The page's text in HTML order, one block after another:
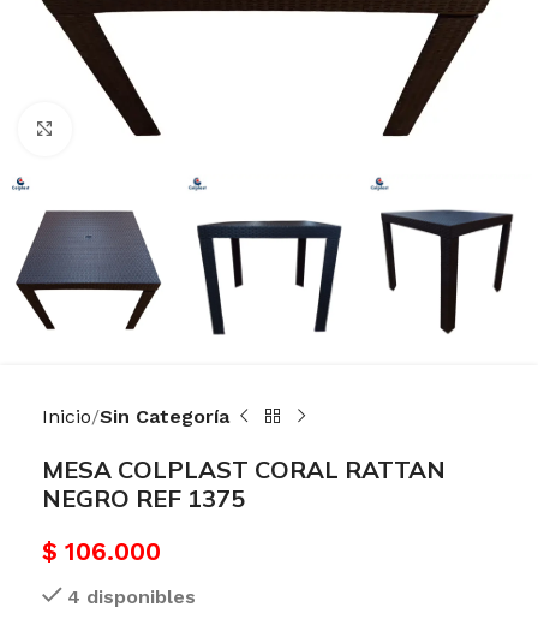
Haga Click para agrandar
Inicio Sin Categoría
MESA COLPLAST CORAL RATTAN
NEGRO REF 1375
$ 106.000
4 disponibles